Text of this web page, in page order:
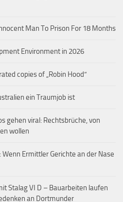
Man To Prison For 18 Months
Environment in 2026
copies of „Robin Hood“
ein Traumjob ist
gehen viral: Rechtsbrüche, von
wollen
Ermittler Gerichte an der Nase
Stalag VI D – Bauarbeiten laufen
an Dortmunder